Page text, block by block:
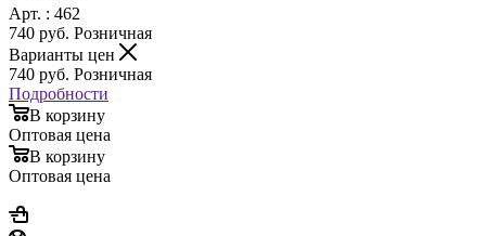
Арт. : 462
740 руб. Розничная
Варианты цен
740 руб. Розничная
Подробности
В корзину
Оптовая цена
В корзину
Оптовая цена